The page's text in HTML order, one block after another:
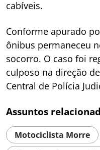
cabíveis.
Conforme apurado
ônibus permaneceu
socorro. O caso foi
culposo na direção
Central de Polícia
Assuntos
Motociclista Morre